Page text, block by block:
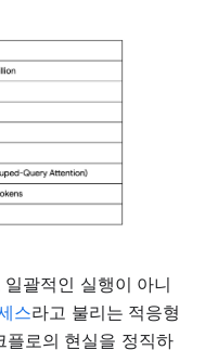
괄적인 실행이 아니
스라고 불리는 적응형
플로의 현실을 정직하